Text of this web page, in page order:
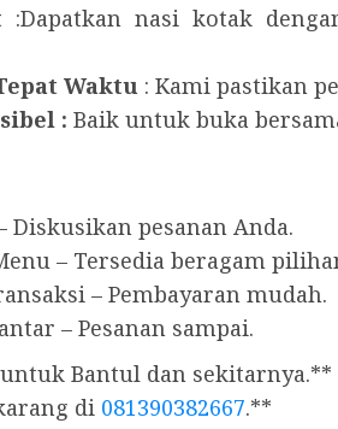
:Dapatkan nasi kotak
Waktu : Kami pastikan
: Baik untuk buka
Diskusikan pesanan Anda.
– Tersedia beragam
– Pembayaran mudah.
– Pesanan sampai.
Bantul dan sekitarnya.**
di 081390382667.**